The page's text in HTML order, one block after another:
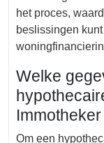
het proces,
beslissingen
Welke
Om een